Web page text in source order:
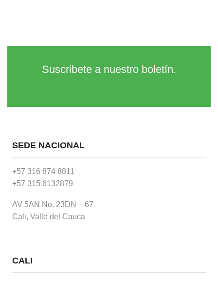
Suscribete a nuestro boletín.
SEDE NACIONAL
+57 316 874 8811
+57 315 6132879
AV 5AN No. 23DN – 67
Cali, Valle del Cauca
CALI